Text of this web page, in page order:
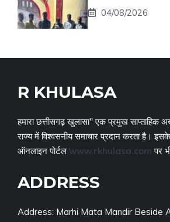
04/08/2026
R KHULASA
हमारा छत्तीसगढ़ खुलासा" एक प्रमुख साप्ताहिक
राज्य में विश्वसनीय समाचार प्रदान करता है।
ऑनलाइन पोर्टल www.rkhulasa.com पर
ADDRESS
Address: Marhi Mata Mandir Beside